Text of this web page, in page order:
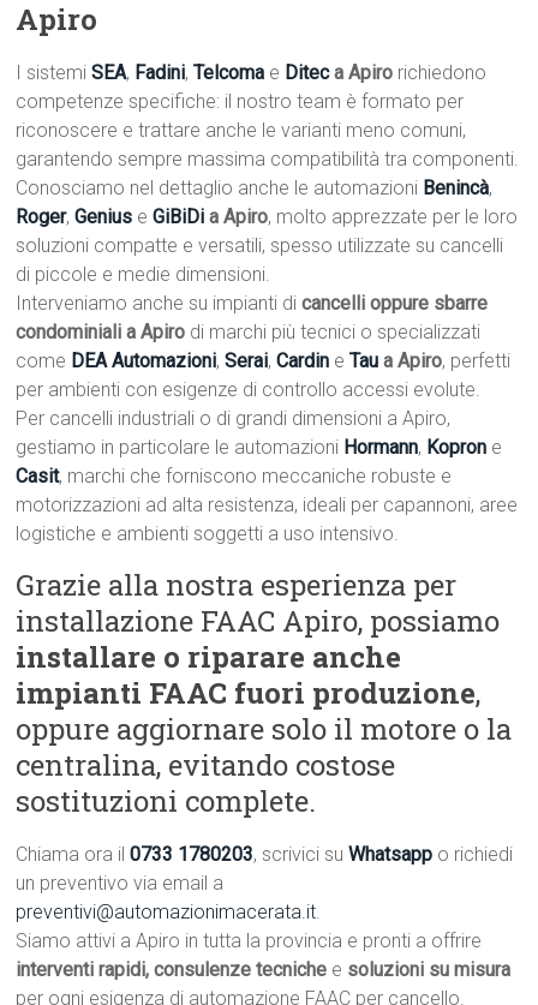
Apiro
I sistemiSEA, Fadini,Telcoma e Diteca Apiro richiedono
competenze specifiche: il nostro team è formato per
riconoscere e trattare anche le varianti meno comuni,
garantendo sempre massima compatibilità tra componenti.
Conosciamo nel dettaglio anche le automazioni Benincà,
Roger,Genius eGiBiDi a Apiro, molto apprezzate per le loro
soluzioni compatte e versatili, spesso utilizzate su cancelli
di piccole e medie dimensioni.
Interveniamo anche su impianti dicancelli oppure sbarre
condominiali a Apiro di marchi più tecnici o specializzati
come DEA Automazioni,Serai,Cardin eTau a Apiro, perfetti
per ambienti con esigenze di controllo accessi evolute.
Per cancelli industriali o di grandi dimensioni a Apiro,
gestiamo in particolare le automazioni Hormann, Kopron e
Casit, marchi che forniscono meccaniche robuste e
motorizzazioni ad alta resistenza, ideali per capannoni, aree
logistiche e ambienti soggetti a uso intensivo.
Grazie alla nostra esperienza per
installazione FAAC Apiro, possiamo
installare o riparare anche
impianti FAAC fuori produzione,
oppure aggiornare solo il motore o la
centralina, evitando costose
sostituzioni complete.
Chiama ora il0733 1780203, scrivici suWhatsapp o richiedi
un preventivo via email a
preventivi@automazionimacerata.it.
Siamo attivi a Apiro in tutta la provincia e pronti a offrire
interventi rapidi, consulenze tecniche e soluzioni su misura
per ogni esigenza di automazione FAAC per cancello.